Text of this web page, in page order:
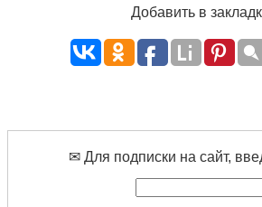
Добавить в
✉ Для подписки на сайт,